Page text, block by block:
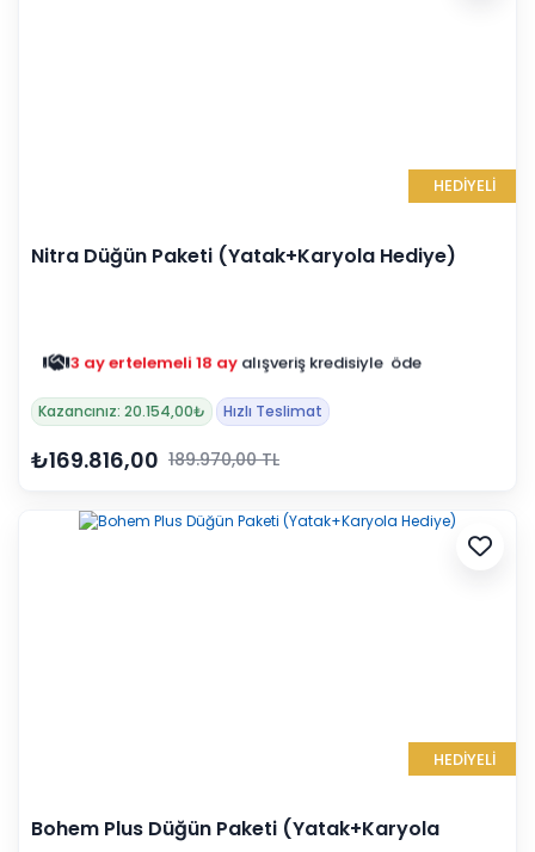
HEDİYELİ
Nitra Düğün Paketi (Yatak+Karyola Hediye)
3 ay ertelemeli 18 ay alışveriş kredisiyle öde
Kazancınız: 20.154,00₺ Hızlı Teslimat
₺169.816,00 189.970,00 TL
HEDİYELİ
Bohem Plus Düğün Paketi (Yatak+Karyola